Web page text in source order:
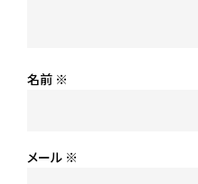
名前 ※
メール ※